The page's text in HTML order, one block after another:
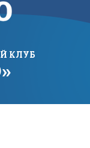
КЛУБ